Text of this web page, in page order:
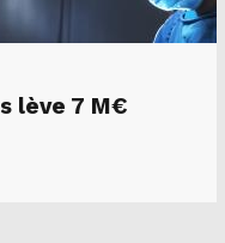
lève 7 M€